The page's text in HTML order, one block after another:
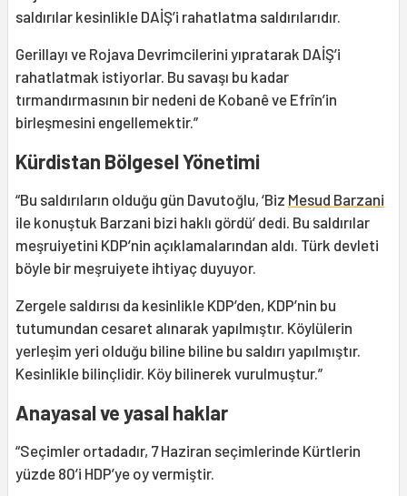
saldırılar kesinlikle DAİŞ’i rahatlatma saldırılarıdır.
Gerillayı ve Rojava Devrimcilerini yıpratarak DAİŞ’i
rahatlatmak istiyorlar. Bu savaşı bu kadar
tırmandırmasının bir nedeni de Kobanê ve Efrîn’in
birleşmesini engellemektir.”
Kürdistan Bölgesel Yönetimi
“Bu saldırıların olduğu gün Davutoğlu, ‘Biz Mesud Barzani
ile konuştuk Barzani bizi haklı gördü’ dedi. Bu saldırılar
meşruiyetini KDP’nin açıklamalarından aldı. Türk devleti
böyle bir meşruiyete ihtiyaç duyuyor.
Zergele saldırısı da kesinlikle KDP’den, KDP’nin bu
tutumundan cesaret alınarak yapılmıştır. Köylülerin
yerleşim yeri olduğu biline biline bu saldırı yapılmıştır.
Kesinlikle bilinçlidir. Köy bilinerek vurulmuştur.”
Anayasal ve yasal haklar
“Seçimler ortadadır, 7 Haziran seçimlerinde Kürtlerin
yüzde 80’i HDP’ye oy vermiştir.